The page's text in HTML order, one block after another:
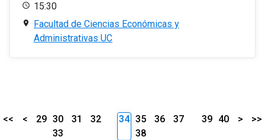
15:30
Facultad de Ciencias Económicas y
Administrativas UC
<< < 29 30 31
32
33
34 35 36
37
38
39 40 > >>